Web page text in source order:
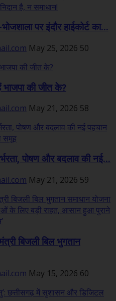
पर इंदौर हाईकोर्ट का...
May 25, 2026 50
की जीत के?
May 21, 2026 58
पोषण और बदलाव की नई...
May 21, 2026 59
बिजली बिल भुगतान
May 15, 2026 60